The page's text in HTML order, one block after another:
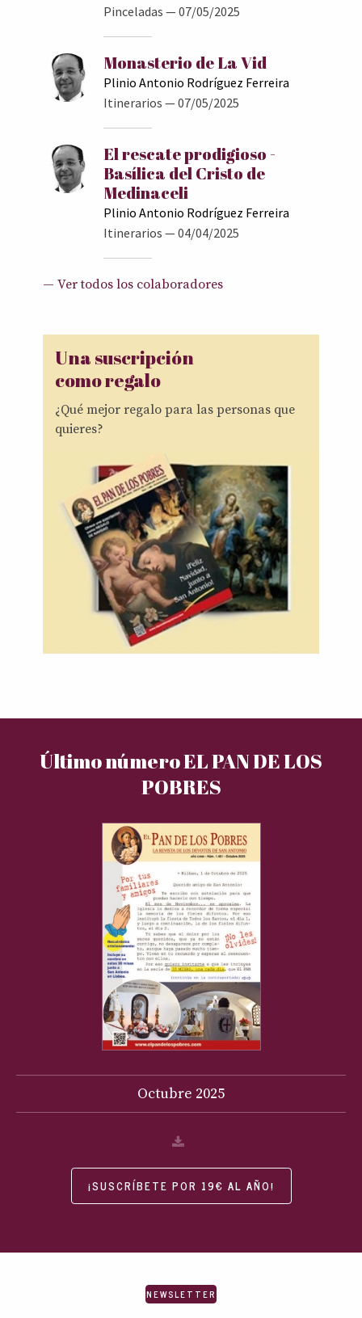
Pinceladas — 07/05/2025
Monasterio de La Vid
Plinio Antonio Rodríguez Ferreira
Itinerarios — 07/05/2025
El rescate prodigioso -
Basílica del Cristo de
Medinaceli
Plinio Antonio Rodríguez Ferreira
Itinerarios — 04/04/2025
— Ver todos los colaboradores
Una suscripción
como regalo
¿Qué mejor regalo para las personas que
quieres?
Último número EL PAN DE LOS
POBRES
Octubre 2025
¡SUSCRÍBETE POR 19€ AL AÑO!
NEWSLETTER